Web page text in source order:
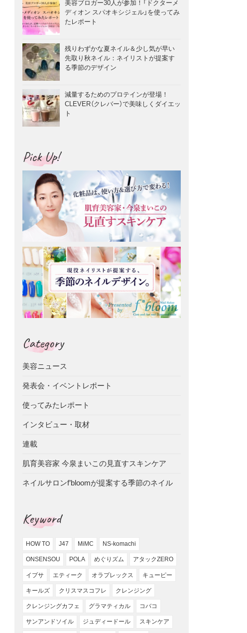
美容ブロガー30人が参加！「ドクターメ
ディオン スパオキシジェル」を使ってみ
たレポート
残りわずかな夏ネイル＆少し気が早い
先取り秋ネイル：ネイリストが提案す
る季節のデザイン
減量するためのプロテインが登場！
CLEVER（クレバー）で美味しくダイエッ
ト
Pick Up!
Category
美容ニュース
発表会・イベントレポート
使ってみたレポート
インタビュー・取材
連載
肌育美容家 今泉まいこの見直すスキンケア
ネイルサロンf’bloomが提案する季節のネイル
Keyword
HOW TO J47 MiMC NS-komachi
ONSENSOU POLA めぐりズム アタックZERO
イプサ エティーク オラプレックス キューピー
キールズ クリスマスコフレ クレンジング
クレンジングカフェ グラマティカル コバコ
サンアンドソイル ジュディードール スキンケア